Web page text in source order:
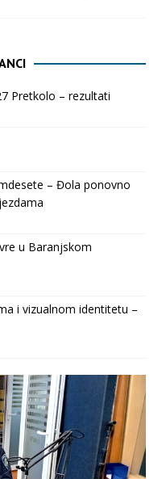
Pretkolo – rezultati
– Đola ponovno
u Baranjskom
i vizualnom identitetu –